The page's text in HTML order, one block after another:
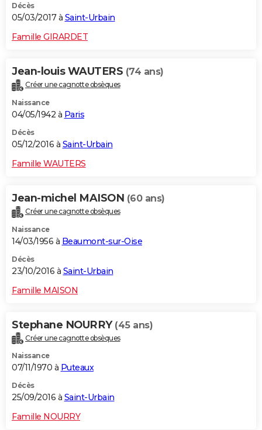
Décès
05/03/2017 à Saint-Urbain
Famille GIRARDET
Jean-louis WAUTERS (74 ans)
Créer une cagnotte obsèques
Naissance
04/05/1942 à Paris
Décès
05/12/2016 à Saint-Urbain
Famille WAUTERS
Jean-michel MAISON (60 ans)
Créer une cagnotte obsèques
Naissance
14/03/1956 à Beaumont-sur-Oise
Décès
23/10/2016 à Saint-Urbain
Famille MAISON
Stephane NOURRY (45 ans)
Créer une cagnotte obsèques
Naissance
07/11/1970 à Puteaux
Décès
25/09/2016 à Saint-Urbain
Famille NOURRY